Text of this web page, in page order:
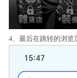
4、最后在跳转的浏览